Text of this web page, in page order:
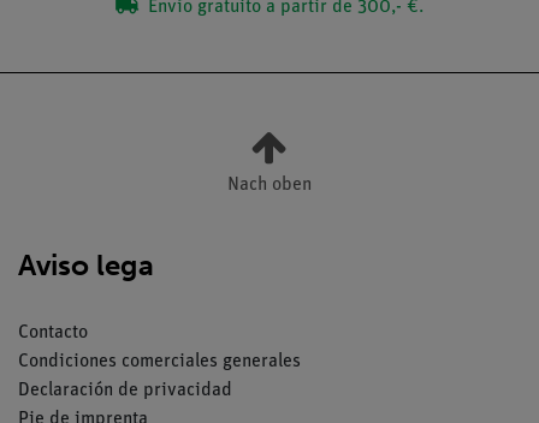
Envío gratuito a partir de 300,- €.
Nach oben
Aviso lega
Contacto
Condiciones comerciales generales
Declaración de privacidad